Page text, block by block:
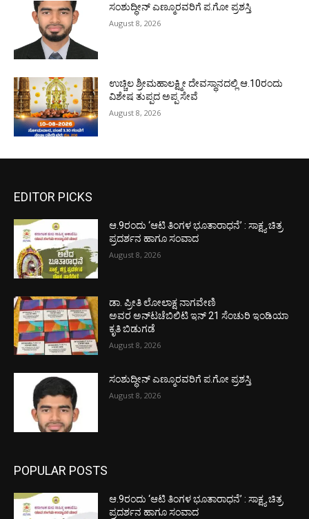
ಸಂಶುದ್ಧೀನ್ ಎಣ್ಮೂರವರಿಗೆ ಪ.ಗೋ ಪ್ರಶಸ್ತಿ
August 8, 2026
ಉಚ್ಚಿಲ ಶ್ರೀಮಹಾಲಕ್ಷ್ಮೀ ದೇವಸ್ಥಾನದಲ್ಲಿ ಆ.10ರಂದು
ವಿಶೇಷ ತುಪ್ಪದ ಅಪ್ಪ ಸೇವೆ
August 8, 2026
EDITOR PICKS
ಆ.9ರಂದು ‘ಆಟಿ ತಿಂಗಳ ಭೂತಾರಾಧನೆ’ : ಸಾಕ್ಷ್ಯ ಚಿತ್ರ
ಪ್ರದರ್ಶನ ಹಾಗೂ ಸಂವಾದ
August 8, 2026
ಡಾ. ಪ್ರೀತಿ ಲೋಲಾಕ್ಷ ನಾಗವೇಣಿ
ಅವರ ಅನ್‌ಟಚೆಬಿಲಿಟಿ ಇನ್ 21 ಸೆಂಚುರಿ ಇಂಡಿಯಾ
ಕೃತಿ ಬಿಡುಗಡೆ
August 8, 2026
ಸಂಶುದ್ಧೀನ್ ಎಣ್ಮೂರವರಿಗೆ ಪ.ಗೋ ಪ್ರಶಸ್ತಿ
August 8, 2026
POPULAR POSTS
ಆ.9ರಂದು ‘ಆಟಿ ತಿಂಗಳ ಭೂತಾರಾಧನೆ’ : ಸಾಕ್ಷ್ಯ ಚಿತ್ರ
ಪ್ರದರ್ಶನ ಹಾಗೂ ಸಂವಾದ